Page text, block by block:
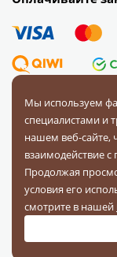
© 2008 — 2026
защищены.
Политика
Соглашение на
«Четвертый
Мы используем
специалистами и
нашем веб-сайте,
взаимодействие
Продолжая
условия его
смотрите в нашей